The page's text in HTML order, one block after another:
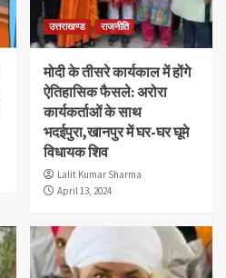
उत्तराखण्ड राजनीति
मोदी के तीसरे कार्यकाल में होंगे
ऐतिहासिक फैसले: अरोरा
कार्यकर्ताओं के साथ
भदईपुरा,खानपुर में घर-घर घूमे
विधायक शिव
Lalit Kumar Sharma
April 13, 2024